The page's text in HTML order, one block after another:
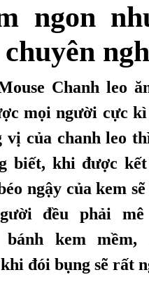
ngon
Chanh leo
mọi người cực
vị của chanh leo
biết, khi được
ngậy của kem
đều phải
bánh kem mềm,
đói bụng sẽ rất